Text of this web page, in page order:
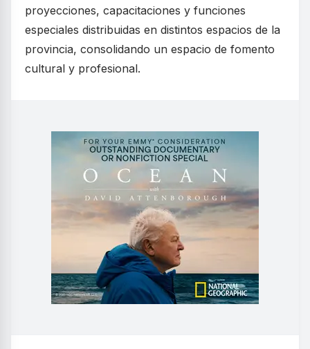
proyecciones, capacitaciones y funciones
especiales distribuidas en distintos espacios de la
provincia, consolidando un espacio de fomento
cultural y profesional.